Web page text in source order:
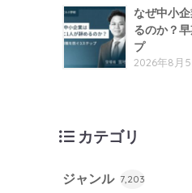
なぜ中小
るのか？
プ
2026年8月5
カテゴリ
ジャンル 7,203